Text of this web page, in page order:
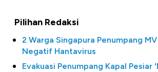
Pilihan Redaksi
2 Warga Singapura Penumpang
Negatif Hantavirus
Evakuasi Penumpang Kapal Pesiar